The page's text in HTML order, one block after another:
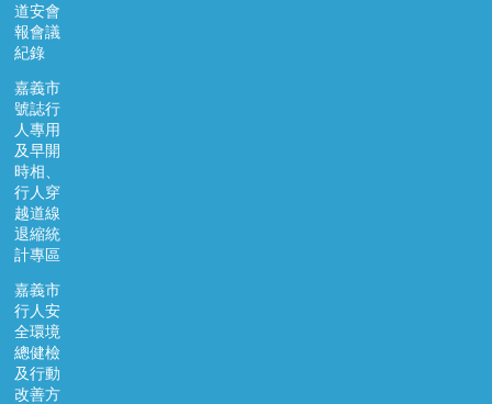
全
政
策
隱
私
權
政
策
資
料
開
放
宣
告
道安會
報會議
紀錄
嘉義市
號誌行
人專用
及早開
時相、
行人穿
越道線
退縮統
計專區
嘉義市
行人安
全環境
總健檢
及行動
改善方